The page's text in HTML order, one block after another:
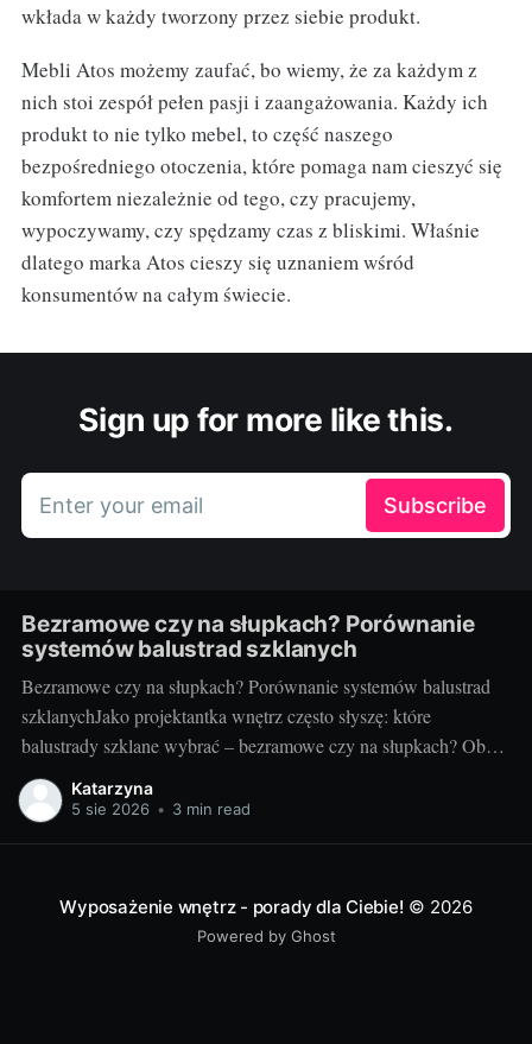
wkłada w każdy tworzony przez siebie produkt.
Mebli Atos możemy zaufać, bo wiemy, że za każdym z
nich stoi zespół pełen pasji i zaangażowania. Każdy ich
produkt to nie tylko mebel, to część naszego
bezpośredniego otoczenia, które pomaga nam cieszyć się
komfortem niezależnie od tego, czy pracujemy,
wypoczywamy, czy spędzamy czas z bliskimi. Właśnie
dlatego marka Atos cieszy się uznaniem wśród
konsumentów na całym świecie.
Sign up for more like this.
Enter your email Subscribe
Bezramowe czy na słupkach? Porównanie
systemów balustrad szklanych
Bezramowe czy na słupkach? Porównanie systemów balustrad
szklanychJako projektantka wnętrz często słyszę: które
balustrady szklane wybrać – bezramowe czy na słupkach? Oba
systemy potrafią wyglądać zjawiskowo i podnieść wartość
nieruchomości, ale różnią się konstrukcją, montażem i
Katarzyna
5 sie 2026 • 3 min read
Wyposażenie wnętrz - porady dla Ciebie! © 2026
Powered by Ghost